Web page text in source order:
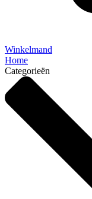
Winkelmand
Home
Categorieën